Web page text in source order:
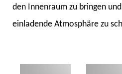
den Innenraum zu bringen
einladende Atmosphäre zu